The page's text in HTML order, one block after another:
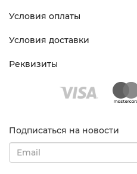
Условия оплаты
Условия доставки
Реквизиты
Подписаться на новости